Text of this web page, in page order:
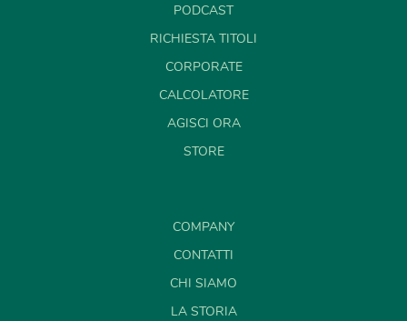
PODCAST
RICHIESTA TITOLI
CORPORATE
CALCOLATORE
AGISCI ORA
STORE
COMPANY
CONTATTI
CHI SIAMO
LA STORIA